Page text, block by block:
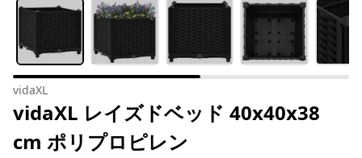
vidaXL
vidaXL レイズドベッド 40x40x38
cm ポリプロピレン